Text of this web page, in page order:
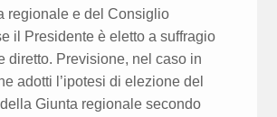
regionale e del Consiglio
il Presidente è eletto a suffragio
diretto. Previsione, nel caso in
adotti l’ipotesi di elezione del
Giunta regionale secondo